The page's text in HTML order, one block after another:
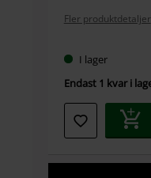
Fler produktdetaljer
I lager
Endast 1 kvar i